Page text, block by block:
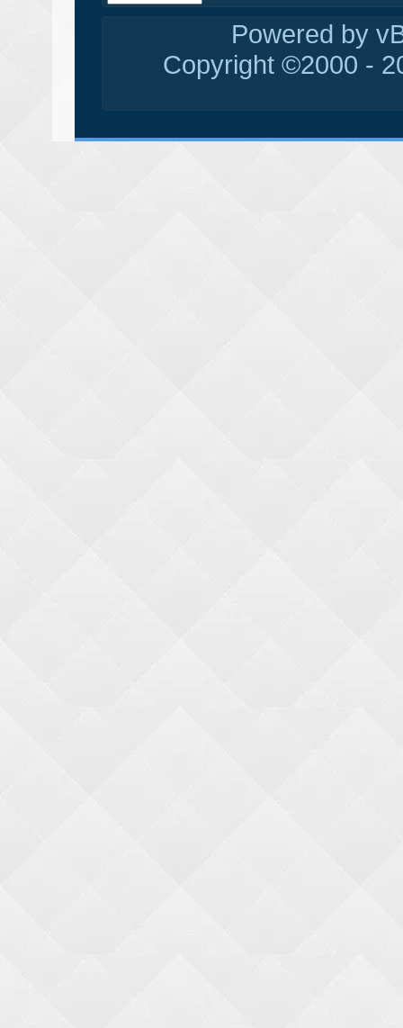
Powered by
Copyright ©2000 -